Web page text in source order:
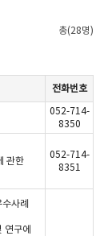
총(28명)
전화번호
052-714-
8350
관한
052-714-
8351
사례
연구에